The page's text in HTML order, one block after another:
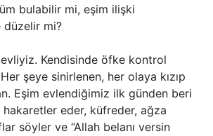
bulabilir mi, eşim ilişki
düzelir mi?
evliyiz. Kendisinde öfke kontrol
şeye sinirlenen, her olaya kızıp
Eşim evlendiğimiz ilk günden beri
eder, küfreder, ağza
söyler ve “Allah belanı versin